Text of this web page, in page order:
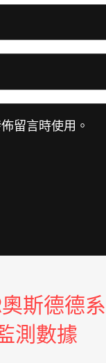
留言時使用。
斯德德
測數據